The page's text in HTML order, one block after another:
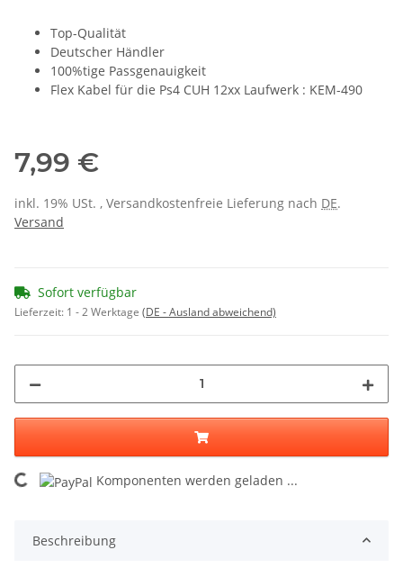
Top-Qualität
Deutscher Händler
100%tige Passgenauigkeit
Flex Kabel für die Ps4 CUH 12xx Laufwerk : KEM-490
7,99 €
inkl. 19% USt. , Versandkostenfreie Lieferung nach DE.
Versand
Sofort verfügbar
Lieferzeit: 1 - 2 Werktage (DE - Ausland abweichend)
Komponenten werden geladen ...
Beschreibung